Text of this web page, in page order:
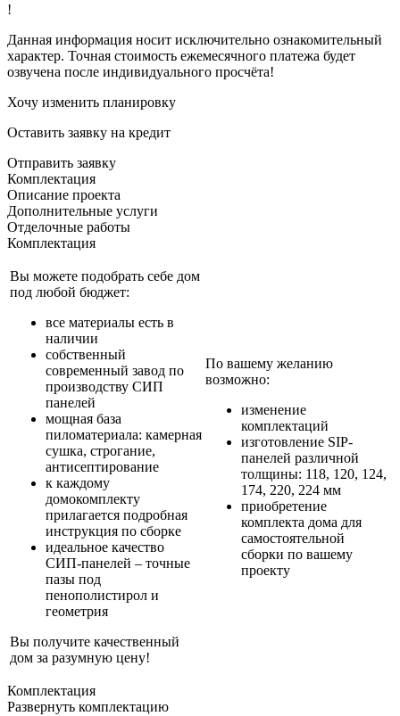
!
Данная информация носит исключительно ознакомительный
характер. Точная стоимость ежемесячного платежа будет
озвучена после индивидуального просчёта!
Хочу изменить планировку
Оставить заявку на кредит
Отправить заявку
Комплектация
Описание проекта
Дополнительные услуги
Отделочные работы
Комплектация
Вы можете подобрать себе дом
под любой бюджет:
все материалы есть в
наличии
собственный
современный завод по
производству СИП
панелей
мощная база
пиломатериала: камерная
сушка, строгание,
антисептирование
к каждому
домокомплекту
прилагается подробная
инструкция по сборке
идеальное качество
СИП-панелей – точные
пазы под
пенополистирол и
геометрия
Вы получите качественный
дом за разумную цену!
По вашему желанию
возможно:
изменение
комплектаций
изготовление SIP-
панелей различной
толщины: 118, 120, 124,
174, 220, 224 мм
приобретение
комплекта дома для
самостоятельной
сборки по вашему
проекту
Комплектация
Развернуть комплектацию